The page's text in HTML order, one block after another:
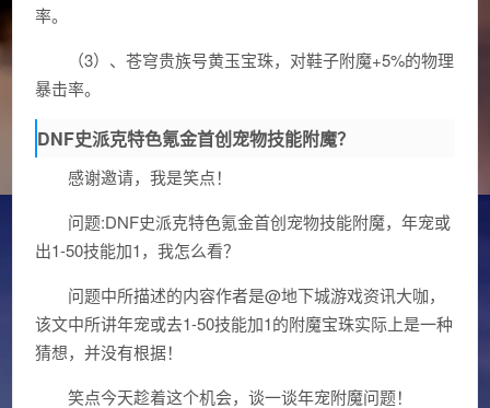
率。
（3）、苍穹贵族号黄玉宝珠，对鞋子附魔+5%的物理
暴击率。
DNF史派克特色氪金首创宠物技能附魔？
感谢邀请，我是笑点！
问题:DNF史派克特色氪金首创宠物技能附魔，年宠或
出1-50技能加1，我怎么看？
问题中所描述的内容作者是@地下城游戏资讯大咖，
该文中所讲年宠或去1-50技能加1的附魔宝珠实际上是一种
猜想，并没有根据！
笑点今天趁着这个机会，谈一谈年宠附魔问题！